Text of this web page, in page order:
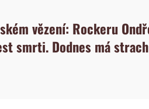
vězení: Rockeru
smrti. Dodnes má strach